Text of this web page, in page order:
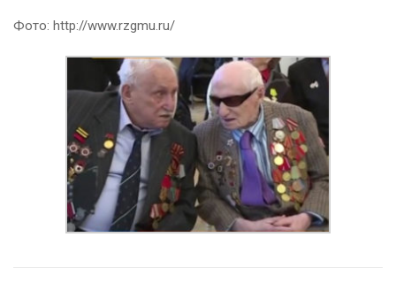
Фото: http://www.rzgmu.ru/